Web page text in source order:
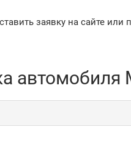
заявку на сайте или
автомобиля